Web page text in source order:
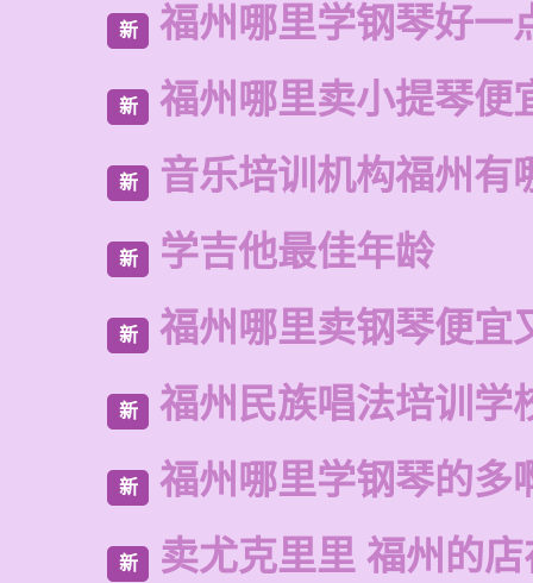
新 福州哪里学钢琴好一
新 福州哪里卖小提琴便
新 音乐培训机构福州有
新 学吉他最佳年龄
新 福州哪里卖钢琴便宜
新 福州民族唱法培训学
新 福州哪里学钢琴的多
新 卖尤克里里 福州的